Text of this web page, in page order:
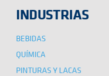
INDUSTRIAS
BEBIDAS
QUÍMICA
PINTURAS Y LACAS